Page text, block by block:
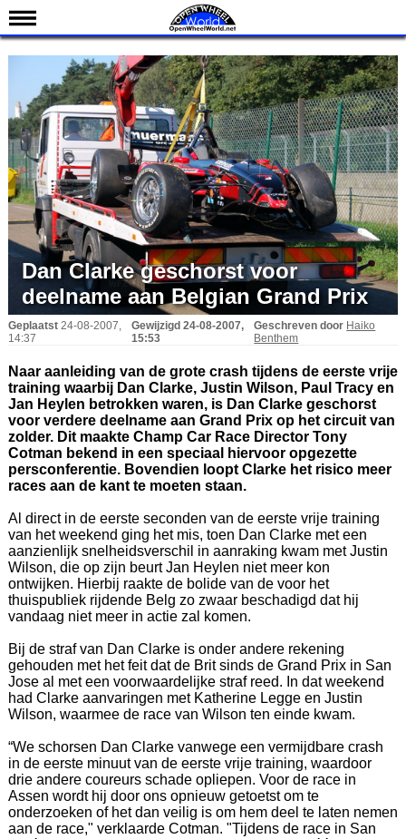
Nieuws
Kalender
Uitslagen
Standen
Coureurs
Teams
IndyCar 101
Indy 500
English
Dan Clarke geschorst voor
deelname aan Belgian Grand Prix
Geplaatst 24-08-2007,
14:37
Gewijzigd 24-08-2007,
15:53
Geschreven door Haiko
Benthem
Naar aanleiding van de grote crash tijdens de eerste vrije
training waarbij Dan Clarke, Justin Wilson, Paul Tracy en
Jan Heylen betrokken waren, is Dan Clarke geschorst
voor verdere deelname aan Grand Prix op het circuit van
zolder. Dit maakte Champ Car Race Director Tony
Cotman bekend in een speciaal hiervoor opgezette
persconferentie. Bovendien loopt Clarke het risico meer
races aan de kant te moeten staan.
Al direct in de eerste seconden van de eerste vrije training
van het weekend ging het mis, toen Dan Clarke met een
aanzienlijk snelheidsverschil in aanraking kwam met Justin
Wilson, die op zijn beurt Jan Heylen niet meer kon
ontwijken. Hierbij raakte de bolide van de voor het
thuispubliek rijdende Belg zo zwaar beschadigd dat hij
vandaag niet meer in actie zal komen.
Bij de straf van Dan Clarke is onder andere rekening
gehouden met het feit dat de Brit sinds de Grand Prix in San
Jose al met een voorwaardelijke straf reed. In dat weekend
had Clarke aanvaringen met Katherine Legge en Justin
Wilson, waarmee de race van Wilson ten einde kwam.
“We schorsen Dan Clarke vanwege een vermijdbare crash
in de eerste minuut van de eerste vrije training, waardoor
drie andere coureurs schade opliepen. Voor de race in
Assen wordt hij door ons opnieuw getoetst om te
onderzoeken of het dan veilig is om hem deel te laten nemen
aan de race," verklaarde Cotman. "Tijdens de race in San